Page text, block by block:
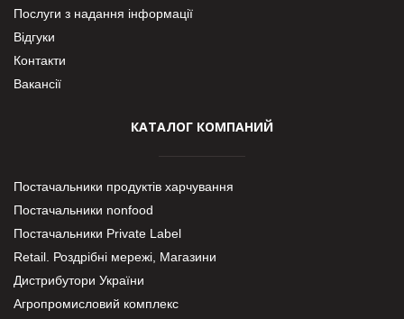
Послуги з надання інформації
Відгуки
Контакти
Вакансії
КАТАЛОГ КОМПАНИЙ
Постачальники продуктів харчування
Постачальники nonfood
Постачальники Private Label
Retail. Роздрібні мережі, Магазини
Дистрибутори України
Агропромисловий комплекс